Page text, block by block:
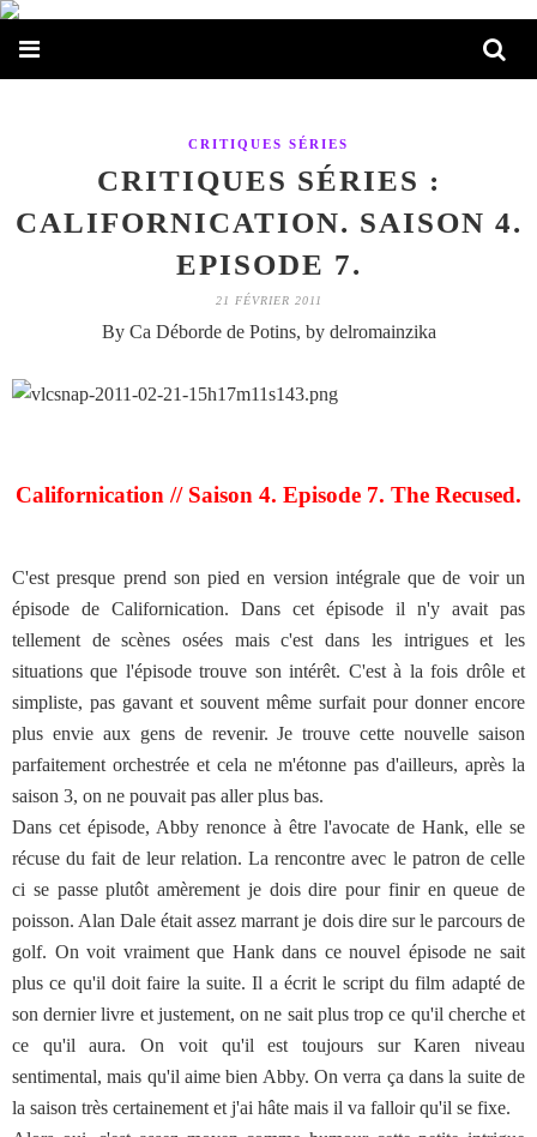
CRITIQUES SÉRIES
CRITIQUES SÉRIES :
CALIFORNICATION. SAISON 4.
EPISODE 7.
21 FÉVRIER 2011
By Ca Déborde de Potins, by delromainzika
Californication // Saison 4. Episode 7. The Recused.
C'est presque prend son pied en version intégrale que de voir un
épisode de Californication. Dans cet épisode il n'y avait pas
tellement de scènes osées mais c'est dans les intrigues et les
situations que l'épisode trouve son intérêt. C'est à la fois drôle et
simpliste, pas gavant et souvent même surfait pour donner encore
plus envie aux gens de revenir. Je trouve cette nouvelle saison
parfaitement orchestrée et cela ne m'étonne pas d'ailleurs, après la
saison 3, on ne pouvait pas aller plus bas.
Dans cet épisode, Abby renonce à être l'avocate de Hank, elle se
récuse du fait de leur relation. La rencontre avec le patron de celle
ci se passe plutôt amèrement je dois dire pour finir en queue de
poisson. Alan Dale était assez marrant je dois dire sur le parcours de
golf. On voit vraiment que Hank dans ce nouvel épisode ne sait
plus ce qu'il doit faire la suite. Il a écrit le script du film adapté de
son dernier livre et justement, on ne sait plus trop ce qu'il cherche et
ce qu'il aura. On voit qu'il est toujours sur Karen niveau
sentimental, mais qu'il aime bien Abby. On verra ça dans la suite de
la saison très certainement et j'ai hâte mais il va falloir qu'il se fixe.